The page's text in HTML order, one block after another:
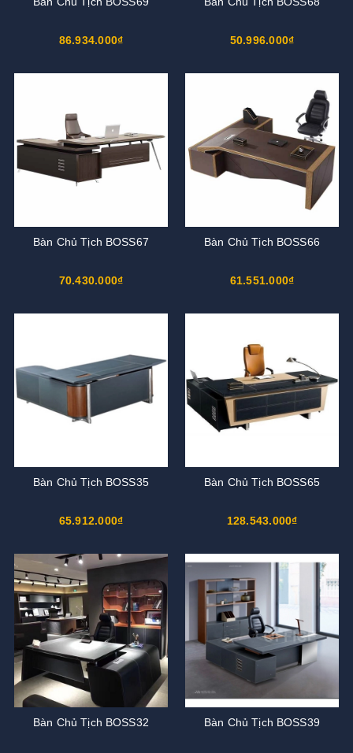
86.934.000₫ 50.996.000₫
Bàn Chủ Tịch BOSS67
70.430.000₫
Bàn Chủ Tịch BOSS66
61.551.000₫
Bàn Chủ Tịch BOSS35
65.912.000₫
Bàn Chủ Tịch BOSS65
128.543.000₫
Bàn Chủ Tịch BOSS32 Bàn Chủ Tịch BOSS39